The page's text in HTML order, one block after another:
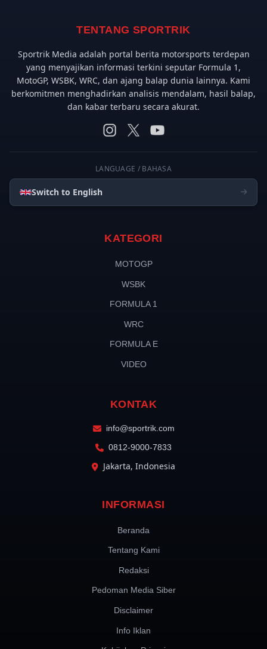
TENTANG SPORTRIK
Sportrik Media adalah portal berita motorsports terdepan
yang menyajikan informasi terkini seputar Formula 1,
MotoGP, WSBK, WRC, dan ajang balap dunia lainnya. Kami
berkomitmen menghadirkan analisis mendalam, hasil balap,
dan kabar terbaru secara akurat.
LANGUAGE / BAHASA
Switch to English
KATEGORI
MOTOGP
WSBK
FORMULA 1
WRC
FORMULA E
VIDEO
KONTAK
info@sportrik.com
0812-9000-7833
Jakarta, Indonesia
INFORMASI
Beranda
Tentang Kami
Redaksi
Pedoman Media Siber
Disclaimer
Info Iklan